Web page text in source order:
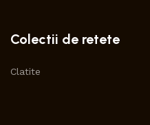
Colectii de retete
Clatite